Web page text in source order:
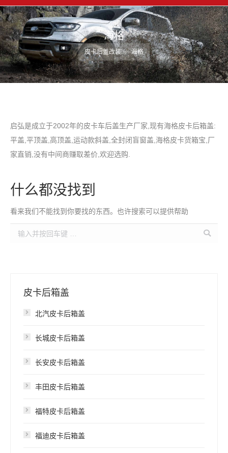
海格
您在这里：
皮卡后盖改装 海格
启弘是成立于2002年的皮卡车后盖生产厂家,现有海格皮卡后箱盖:
平盖,平顶盖,高顶盖,运动款斜盖,全封闭盲窗盖,海格皮卡货箱宝,厂
家直销,没有中间商赚取差价,欢迎选购.
什么都没找到
看来我们不能找到你要找的东西。也许搜索可以提供帮助
Search:
皮卡后箱盖
北汽皮卡后箱盖
长城皮卡后箱盖
长安皮卡后箱盖
丰田皮卡后箱盖
福特皮卡后箱盖
福迪皮卡后箱盖